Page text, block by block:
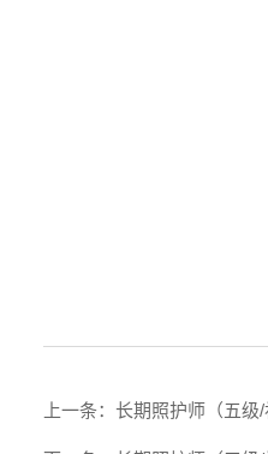
上一条：长期照护师（五级